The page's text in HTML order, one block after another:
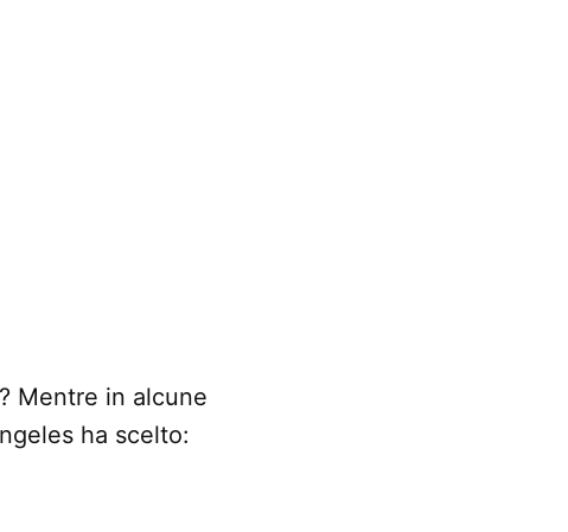
Mentre in alcune
ha scelto: